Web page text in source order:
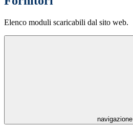
Elenco moduli scaricabili dal sito web.
navigazione